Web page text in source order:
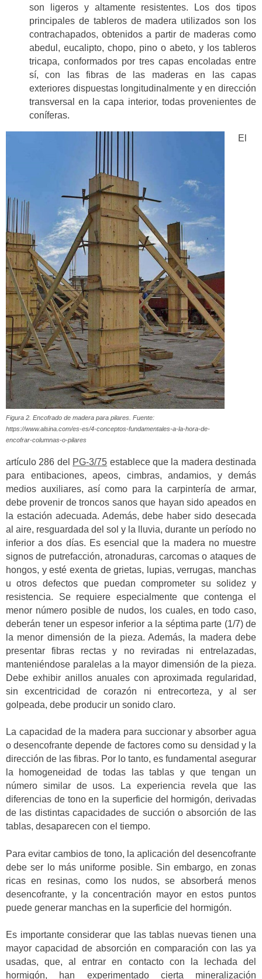
son ligeros y altamente resistentes. Los dos tipos
principales de tableros de madera utilizados son los
contrachapados, obtenidos a partir de maderas como
abedul, eucalipto, chopo, pino o abeto, y los tableros
tricapa, conformados por tres capas encoladas entre
sí, con las fibras de las maderas en las capas
exteriores dispuestas longitudinalmente y en dirección
transversal en la capa interior, todas provenientes de
coníferas.
Figura 2. Encofrado de madera para pilares. Fuente:
https://www.alsina.com/es-es/4-conceptos-fundamentales-a-la-hora-de-
encofrar-columnas-o-pilares
El
artículo 286 del PG-3/75 establece que la madera destinada
para entibaciones, apeos, cimbras, andamios, y demás
medios auxiliares, así como para la carpintería de armar,
debe provenir de troncos sanos que hayan sido apeados en
la estación adecuada. Además, debe haber sido desecada
al aire, resguardada del sol y la lluvia, durante un período no
inferior a dos días. Es esencial que la madera no muestre
signos de putrefacción, atronaduras, carcomas o ataques de
hongos, y esté exenta de grietas, lupias, verrugas, manchas
u otros defectos que puedan comprometer su solidez y
resistencia. Se requiere especialmente que contenga el
menor número posible de nudos, los cuales, en todo caso,
deberán tener un espesor inferior a la séptima parte (1/7) de
la menor dimensión de la pieza. Además, la madera debe
presentar fibras rectas y no reviradas ni entrelazadas,
manteniéndose paralelas a la mayor dimensión de la pieza.
Debe exhibir anillos anuales con aproximada regularidad,
sin excentricidad de corazón ni entrecorteza, y al ser
golpeada, debe producir un sonido claro.
La capacidad de la madera para succionar y absorber agua
o desencofrante depende de factores como su densidad y la
dirección de las fibras. Por lo tanto, es fundamental asegurar
la homogeneidad de todas las tablas y que tengan un
número similar de usos. La experiencia revela que las
diferencias de tono en la superficie del hormigón, derivadas
de las distintas capacidades de succión o absorción de las
tablas, desaparecen con el tiempo.
Para evitar cambios de tono, la aplicación del desencofrante
debe ser lo más uniforme posible. Sin embargo, en zonas
ricas en resinas, como los nudos, se absorberá menos
desencofrante, y la concentración mayor en estos puntos
puede generar manchas en la superficie del hormigón.
Es importante considerar que las tablas nuevas tienen una
mayor capacidad de absorción en comparación con las ya
usadas, que, al entrar en contacto con la lechada del
hormigón, han experimentado cierta mineralización